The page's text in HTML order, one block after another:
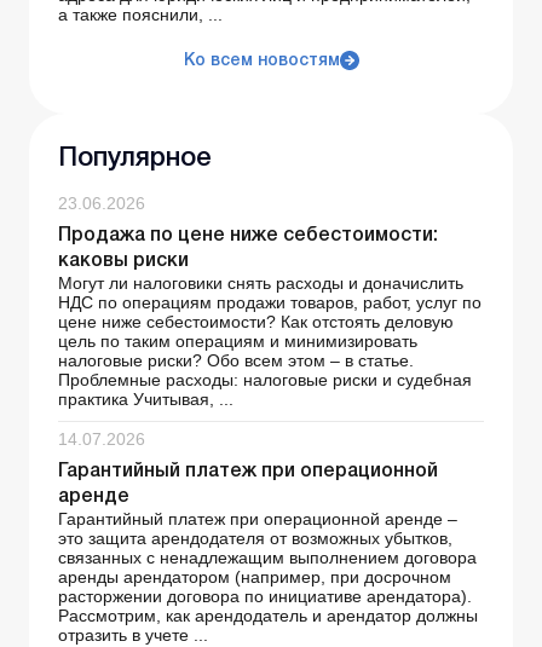
а также пояснили, ...
Ко всем новостям
Популярное
23.06.2026
Продажа по цене ниже себестоимости:
каковы риски
Могут ли налоговики снять расходы и доначислить
НДС по операциям продажи товаров, работ, услуг по
цене ниже себестоимости? Как отстоять деловую
цель по таким операциям и минимизировать
налоговые риски? Обо всем этом – в статье.
Проблемные расходы: налоговые риски и судебная
практика Учитывая, ...
14.07.2026
Гарантийный платеж при операционной
аренде
Гарантийный платеж при операционной аренде –
это защита арендодателя от возможных убытков,
связанных с ненадлежащим выполнением договора
аренды арендатором (например, при досрочном
расторжении договора по инициативе арендатора).
Рассмотрим, как арендодатель и арендатор должны
отразить в учете ...